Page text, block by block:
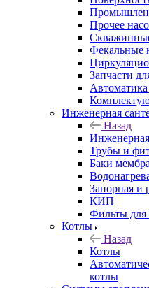
Прочее
Фекальные
Запчасти
Автоматика
Инженерная
Назад
Трубы и
Баки
Запорная и
КИП
Фильты для
Котлы
Назад
Котлы
котлы